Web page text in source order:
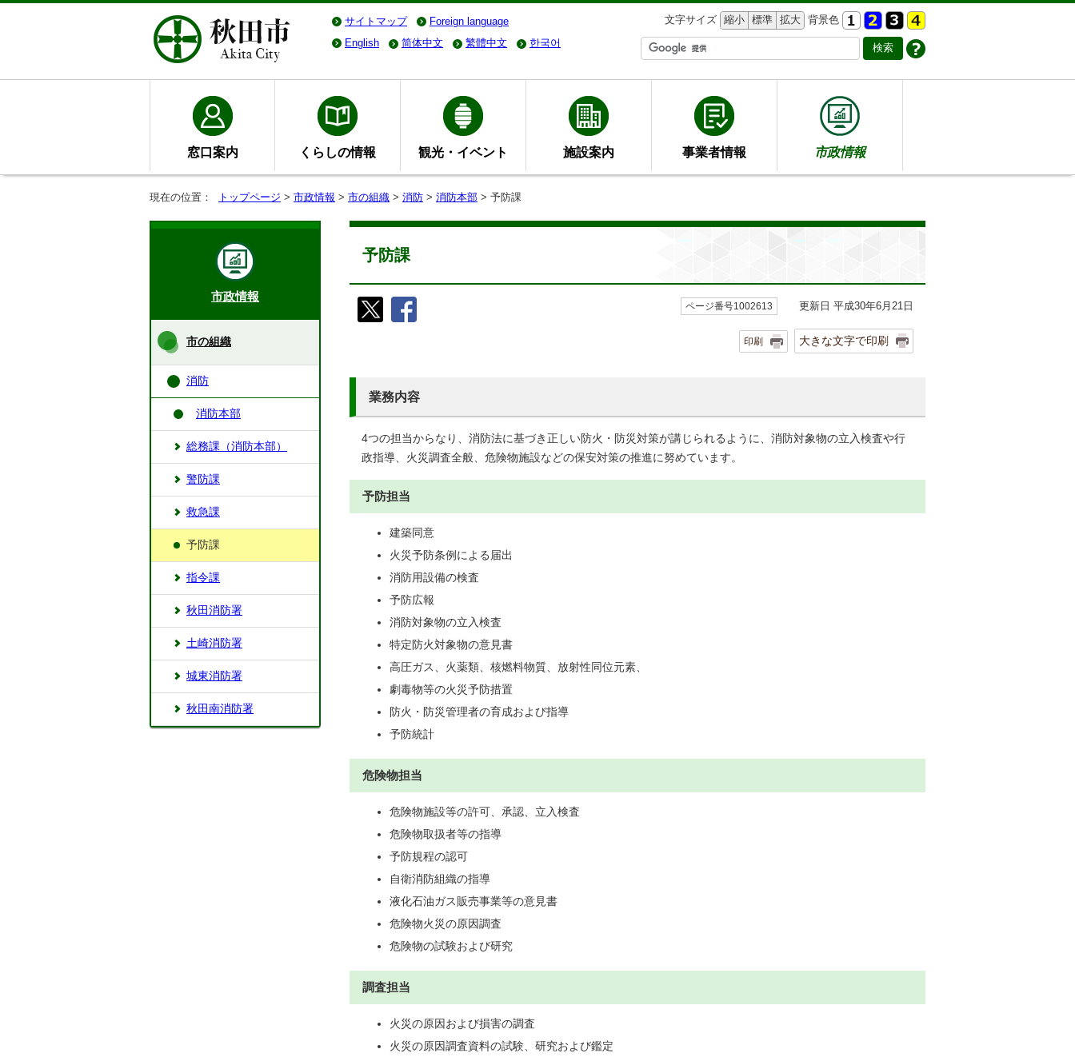
サイトマップ Foreign language 文字サイズ 縮小 標準 拡大 背景色
English
简体中文 繁體中文 한국어
窓口案内 くらしの情報 観光・イベント 施設案内 事業者情報 市政情報
現在の位置： トップページ > 市政情報 > 市の組織 > 消防 > 消防本部 > 予防課
予防課
ページ番号1002613 更新日 平成30年6月21日
印刷 大きな文字で印刷
業務内容
4つの担当からなり、消防法に基づき正しい防火・防災対策が講じられるように、消防対象物の立入検査や行
政指導、火災調査全般、危険物施設などの保安対策の推進に努めています。
予防担当
建築同意
火災予防条例による届出
消防用設備の検査
予防広報
消防対象物の立入検査
特定防火対象物の意見書
高圧ガス、火薬類、核燃料物質、放射性同位元素、
劇毒物等の火災予防措置
防火・防災管理者の育成および指導
予防統計
危険物担当
危険物施設等の許可、承認、立入検査
危険物取扱者等の指導
予防規程の認可
自衛消防組織の指導
液化石油ガス販売事業等の意見書
危険物火災の原因調査
危険物の試験および研究
調査担当
火災の原因および損害の調査
火災の原因調査資料の試験、研究および鑑定
市政情報
市の組織
消防
消防本部
総務課（消防本部）
警防課
救急課
予防課
指令課
秋田消防署
土崎消防署
城東消防署
秋田南消防署